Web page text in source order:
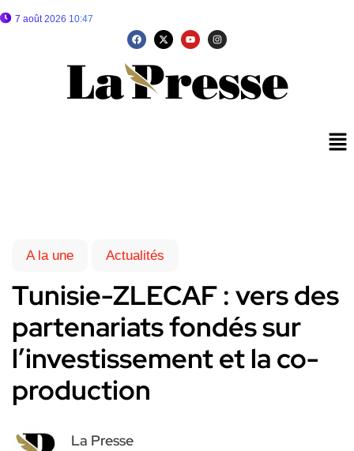
7 août 2026 10:47
A la une Actualités
Tunisie-ZLECAF : vers des
partenariats fondés sur
l’investissement et la co-
production
La Presse